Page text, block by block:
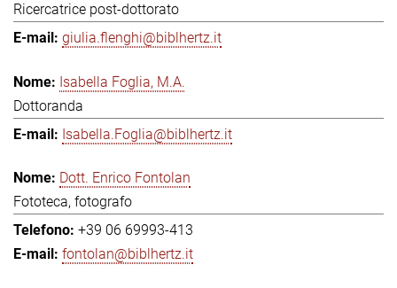
Ricercatrice post-dottorato
giulia.flenghi@biblhertz.it
Isabella Foglia, M.A.
Dottoranda
Isabella.Foglia@biblhertz.it
Dott. Enrico Fontolan
Fototeca, fotografo
+39 06 69993-413
fontolan@biblhertz.it